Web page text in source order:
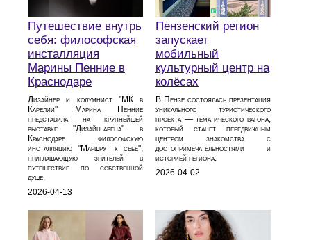
Путешествие внутрь
себя: философская
инсталляция
Марины Пенние в
Краснодаре
Дизайнер и колумнист "МК в
Карелии" Марина Пенние
представила на крупнейшей
выставке "Дизайн-арена" в
Краснодаре философскую
инсталляцию "Маршрут к себе",
приглашающую зрителей в
путешествие по собственной
душе.
2026-04-13
Пензенский регион
запускает
мобильный
культурный центр на
колёсах
В Пензе состоялась презентация
уникального туристического
проекта — тематического вагона,
который станет передвижным
центром знакомства с
достопримечательностями и
историей региона.
2026-04-02